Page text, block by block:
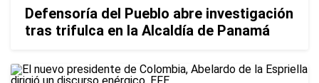
Defensoría del Pueblo abre investigación
tras trifulca en la Alcaldía de Panamá